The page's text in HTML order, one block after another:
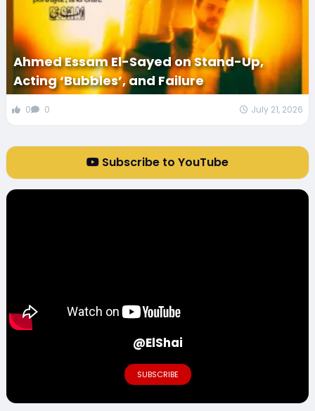
Ahmed Essam El-Sayed on Stand-Up,
Acting ‘Bubbles’, and Failure
0 0 July 21, 2026
Subscribe to YouTube
@ElShai
SUBSCRIBE